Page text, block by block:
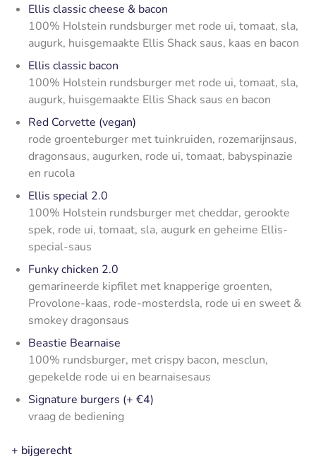
Ellis classic cheese & bacon
100% Holstein rundsburger met rode ui, tomaat, sla,
augurk, huisgemaakte Ellis Shack saus, kaas en bacon
Ellis classic bacon
100% Holstein rundsburger met rode ui, tomaat, sla,
augurk, huisgemaakte Ellis Shack saus en bacon
Red Corvette (vegan)
rode groenteburger met tuinkruiden, rozemarijnsaus,
dragonsaus, augurken, rode ui, tomaat, babyspinazie
en rucola
Ellis special 2.0
100% Holstein rundsburger met cheddar, gerookte
spek, rode ui, tomaat, sla, augurk en geheime Ellis-
special-saus
Funky chicken 2.0
gemarineerde kipfilet met knapperige groenten,
Provolone-kaas, rode-mosterdsla, rode ui en sweet &
smokey dragonsaus
Beastie Bearnaise
100% rundsburger, met crispy bacon, mesclun,
gepekelde rode ui en bearnaisesaus
Signature burgers (+ €4)
vraag de bediening
+ bijgerecht